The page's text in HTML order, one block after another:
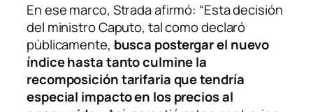
En ese marco, Strada afirmó: “Esta decisión
del ministro Caputo, tal como declaró
públicamente, busca postergar el nuevo
índice hasta tanto culmine la
recomposición tarifaria que tendría
especial impacto en los precios al